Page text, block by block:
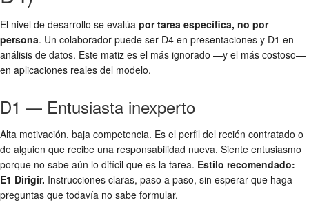
El nivel de desarrollo se evalúa por tarea específica, no por
persona. Un colaborador puede ser D4 en presentaciones y D1 en
análisis de datos. Este matiz es el más ignorado —y el más costoso—
en aplicaciones reales del modelo.
D1 — Entusiasta inexperto
Alta motivación, baja competencia. Es el perfil del recién contratado o
de alguien que recibe una responsabilidad nueva. Siente entusiasmo
porque no sabe aún lo difícil que es la tarea. Estilo recomendado:
E1 Dirigir. Instrucciones claras, paso a paso, sin esperar que haga
preguntas que todavía no sabe formular.